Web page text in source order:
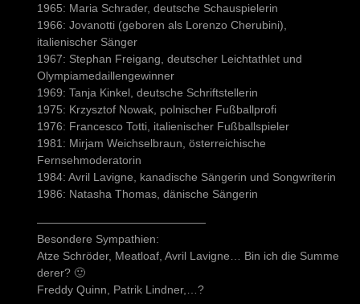
1965: Maria Schrader, deutsche Schauspielerin
1966: Jovanotti (geboren als Lorenzo Cherubini),
italienischer Sänger
1967: Stephan Freigang, deutscher Leichtathlet und
Olympiamedaillengewinner
1969: Tanja Kinkel, deutsche Schriftstellerin
1975: Krzysztof Nowak, polnischer Fußballprofi
1976: Francesco Totti, italienischer Fußballspieler
1981: Mirjam Weichselbraun, österreichische
Fernsehmoderatorin
1984: Avril Lavigne, kanadische Sängerin und Songwriterin
1986: Natasha Thomas, dänische Sängerin
———————————————
Besondere Sympathien:
Atze Schröder, Meatloaf, Avril Lavigne… Bin ich die Summe
derer? 🙂
Freddy Quinn, Patrik Lindner,…?